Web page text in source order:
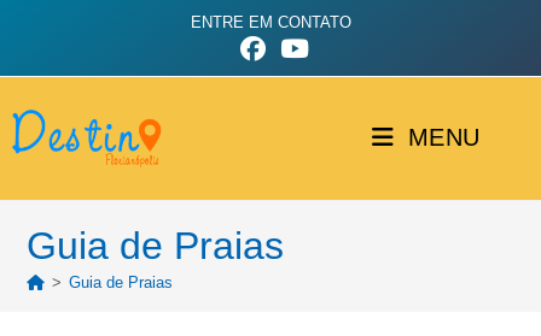
ENTRE EM CONTATO
MENU
Guia de Praias
> Guia de Praias